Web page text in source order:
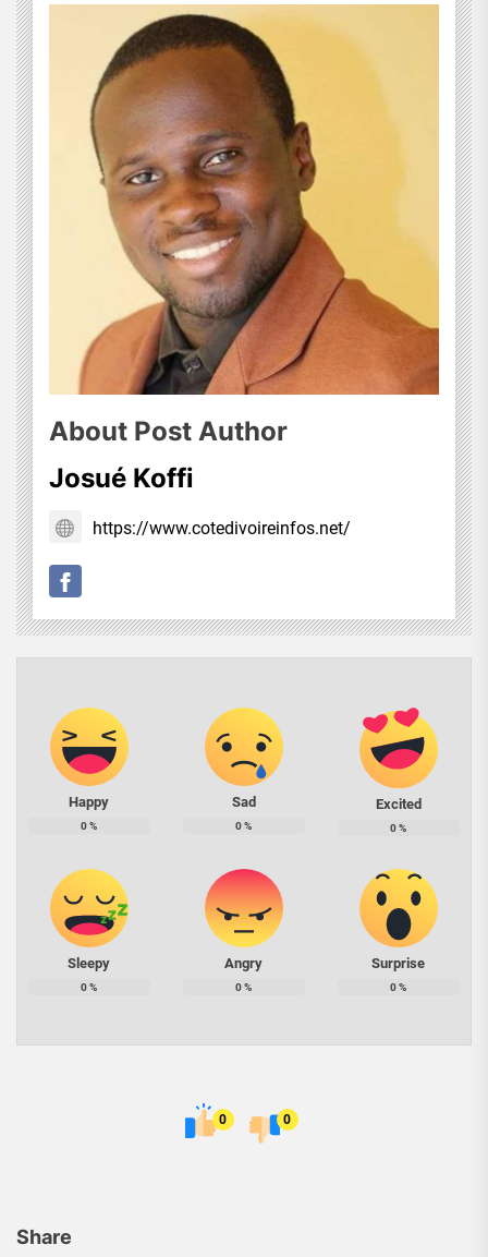
Share
About Post Author
Josué Koffi
https://www.cotedivoireinfos.net/
Happy
0%
Sad
0%
Excited
0%
Sleepy
0%
Angry
0%
Surprise
0%
0 0